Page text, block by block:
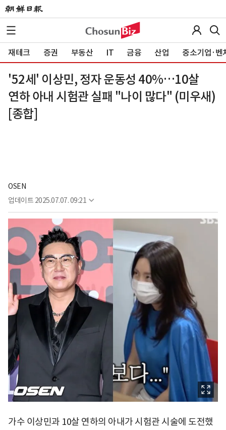
재테크 증권 부동산 IT 금융 산업 중소기업·벤
'52세' 이상민, 정자 운동성 40%…10살
연하 아내 시험관 실패 "나이 많다" (미우새)
[종합]
OSEN
업데이트 2025.07.07. 09:21
가수 이상민과 10살 연하의 아내가 시험관 시술에 도전했